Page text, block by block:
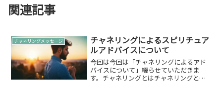
関連記事
チャネリングメッセージ
チャネリングによるスピリチュア
ルアドバイスについて
今回は今回は「チャネリングによるアド
バイスについて」綴らせていただきま
す。チャネリングとはチャネリングと